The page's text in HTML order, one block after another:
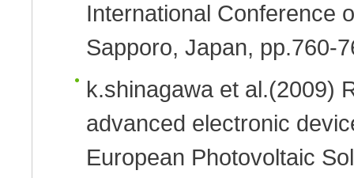
International Conference
Sapporo, Japan, pp.760-
k.shinagawa et al.(2009)
advanced electronic
European Photovoltaic